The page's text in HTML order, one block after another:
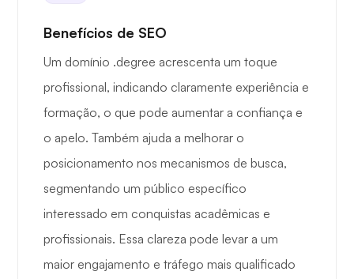
Benefícios de SEO
Um domínio .degree acrescenta um toque
profissional, indicando claramente experiência e
formação, o que pode aumentar a confiança e
o apelo. Também ajuda a melhorar o
posicionamento nos mecanismos de busca,
segmentando um público específico
interessado em conquistas acadêmicas e
profissionais. Essa clareza pode levar a um
maior engajamento e tráfego mais qualificado